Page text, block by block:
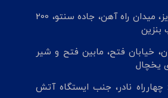
شعبه مرکزی: تبریز، میدان راه آهن، جاده سنتو، 200
بنزین
خیابان فتح، مابین فتح و شیر
یخچال
چهارراه نادر، جنب ایستگاه آتش